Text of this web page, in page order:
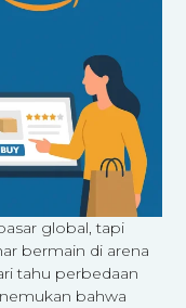
global, tapi
bermain di arena
tahu perbedaan
bahwa